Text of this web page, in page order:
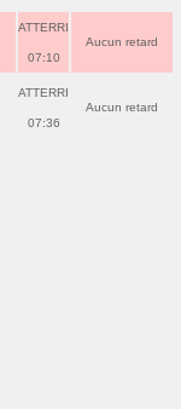
ATTERRI
07:10
Aucun retard
ATTERRI
07:36
Aucun retard